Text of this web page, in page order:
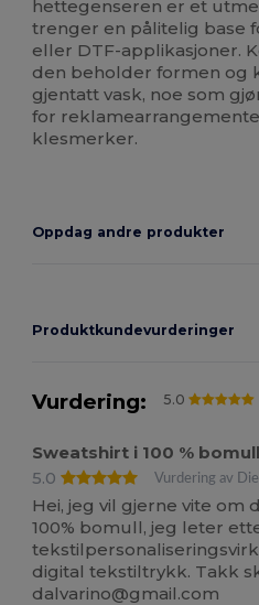
hettegenseren er et
trenger en pålitelig base
eller DTF-applikasjoner.
den beholder formen og
gjentatt vask, noe som
for
klesmerker.
Oppdag andre produkter
Produktkundevurderinger
Vurdering: 5.0
Sweatshirt i 100 %
5.0
Vurdering av
Hei, jeg vil gjerne vite om
100% bomull, jeg leter
digital tekstiltrykk. Takk
dalvarino@gmail.com